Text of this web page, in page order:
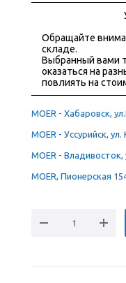
Обращайте
складе.
Выбранный вами
оказаться на
повлиять на
MOER - Хабаровск,
MOER - Уссурийск,
MOER - Владивосток,
MOER, Пионерская